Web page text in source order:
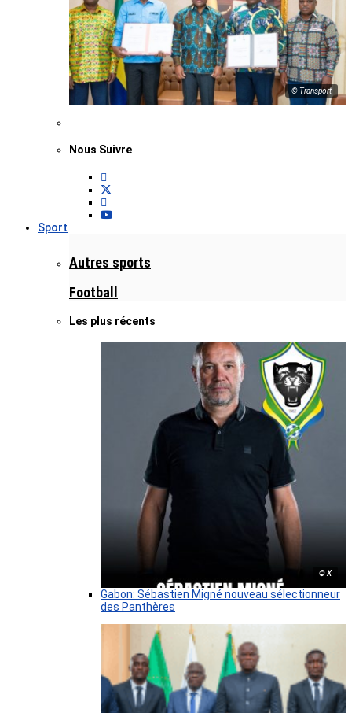
© Transport
Nous Suivre
Sport
Autres sports
Football
Les plus récents
© X
Gabon: Sébastien Migné nouveau sélectionneur
des Panthères